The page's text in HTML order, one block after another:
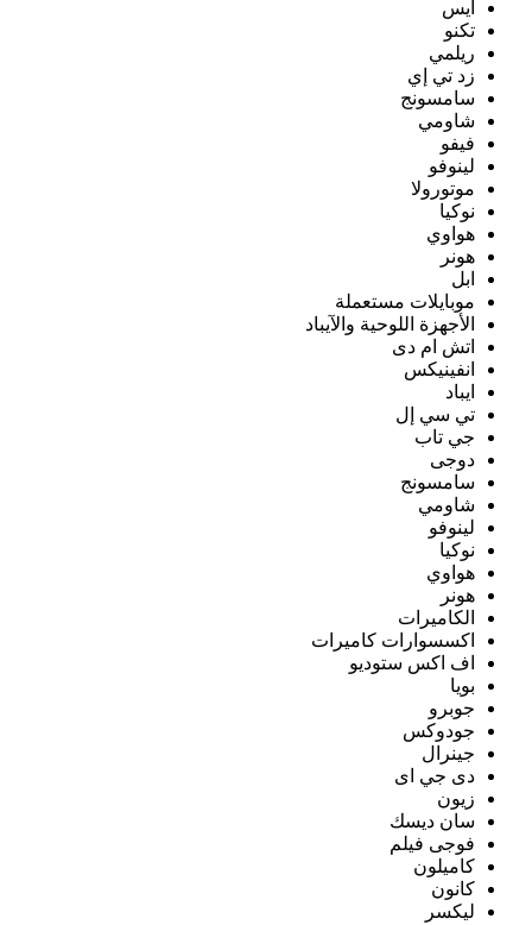
ايس
تكنو
ريلمي
زد تي إي
سامسونج
شاومي
فيفو
لينوفو
موتورولا
نوكيا
هواوي
هونر
ابل
موبايلات مستعملة
الأجهزة اللوحية والآيباد
اتش ام دى
انفينيكس
ايباد
تي سي إل
جي تاب
دوجى
سامسونج
شاومي
لينوفو
نوكيا
هواوي
هونر
الكاميرات
اكسسوارات كاميرات
اف اكس ستوديو
بويا
جوبرو
جودوكس
جينرال
دى جي اى
زيون
سان ديسك
فوجى فيلم
كاميلون
كانون
ليكسر